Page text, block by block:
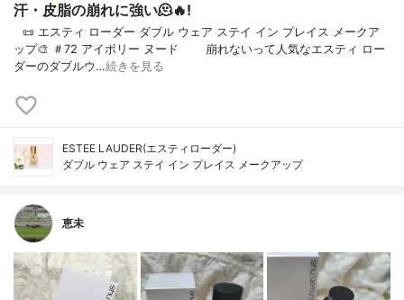
汗・皮脂の崩れに強い🫠🔥!
⠀📜 エスティ ローダー ダブル ウェア ステイ イン プレイス メークア
ップ🎨 ＃72 アイボリー ヌード⠀⠀⠀崩れないって人気なエスティ ロー
ダーのダブルウ…続きを見る
ESTEE LAUDER(エスティローダー)
ダブル ウェア ステイ イン プレイス メークアップ
恵未